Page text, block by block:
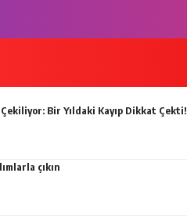
Bir Yıldaki Kayıp Dikkat Çekti!
çıkın